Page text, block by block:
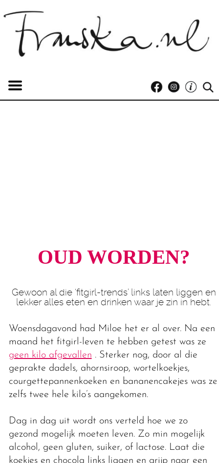
OUD WORDEN?
Gewoon al die ‘fitgirl-trends’ links laten liggen en
lekker alles eten en drinken waar je zin in hebt.
Woensdagavond had Miloe het er al over. Na een
maand het fitgirl-leven te hebben getest was ze
geen kilo afgevallen . Sterker nog, door al die
geprakte dadels, ahornsiroop, wortelkoekjes,
courgettepannenkoeken en bananencakejes was ze
zelfs twee hele kilo’s aangekomen.
Dag in dag uit wordt ons verteld hoe we zo
gezond mogelijk moeten leven. Zo min mogelijk
alcohol, geen gluten, suiker, of lactose. Laat die
koekjes en chocola links liggen en grijp naar een